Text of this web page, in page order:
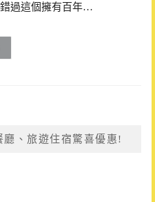
過這個擁有百年…
廳、旅遊住宿驚喜優惠!